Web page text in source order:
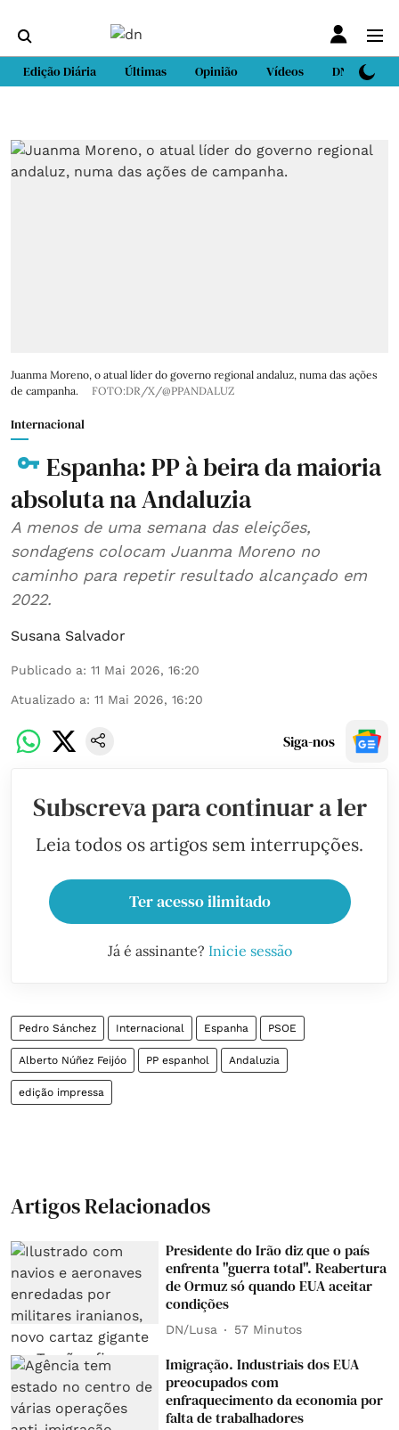
Edição Diária Últimas Opinião Vídeos DN Sport
Juanma Moreno, o atual líder do governo regional andaluz, numa das ações
de campanha.
FOTO:DR/X/@PPANDALUZ
Internacional
Espanha: PP à beira da maioria
absoluta na Andaluzia
A menos de uma semana das eleições,
sondagens colocam Juanma Moreno no
caminho para repetir resultado alcançado em
2022.
Susana Salvador
Publicado a: 11 Mai 2026, 16:20
Atualizado a: 11 Mai 2026, 16:20
Siga-nos
Subscreva para continuar a ler
Leia todos os artigos sem interrupções.
Ter acesso ilimitado
Já é assinante? Inicie sessão
Pedro Sánchez Internacional Espanha PSOE
Alberto Núñez Feijóo PP espanhol Andaluzia
edição impressa
Artigos Relacionados
Presidente do Irão diz que o país
enfrenta "guerra total". Reabertura
de Ormuz só quando EUA aceitar
condições
DN/Lusa 57 Minutos
Imigração. Industriais dos EUA
preocupados com
enfraquecimento da economia por
falta de trabalhadores